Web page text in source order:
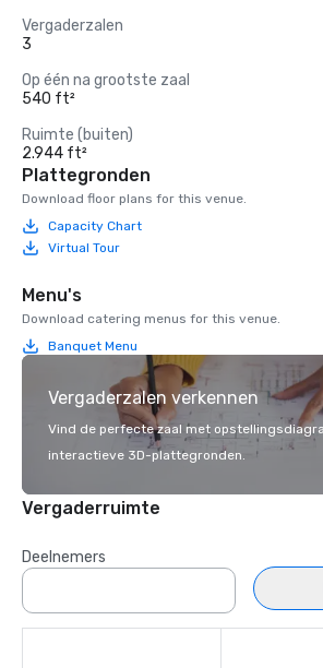
Vergaderzalen
3
Op één na grootste zaal
540 ft²
Ruimte (buiten)
2.944 ft²
Plattegronden
Download floor plans for this venue.
Capacity Chart
Virtual Tour
Menu's
Download catering menus for this venue.
Banquet Menu
Vergaderzalen verkennen
Vind de perfecte zaal met
interactieve 3D-plattegronden.
Vergaderruimte
Deelnemers